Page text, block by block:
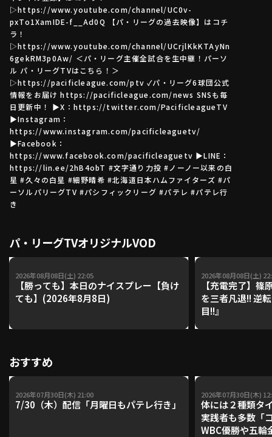
利用規約
運営会社（別ウィンドウで開く） よくある質問
特定商取引法の表示 アルバイト募集 （別ウィンドウで開く
動画を検索（選手・チーム・プレー内容…）
▷https://www.youtube.com/channel/UC0v-
pxTo1XamIDE-f__Ad0Q 【パ・リーグの過去映像】はコチ
ラ！
▷https://www.youtube.com/channel/UCrjlKkKTAyNn
6gekRM3p0Aw/ ＜パ・リーグ主催全試合を生中継！パーソ
ル パ・リーグTVはこちら！＞
▷https://pacificleague.com/ptv ✓パ・リーグ6球団公式
情報をお届け https://pacificleague.com/news SNSも毎
日更新中！ ▶X：https://twitter.com/PacificleagueTV
▶Instagram：
https://www.instagram.com/pacificleaguetv/
▶Facebook：
https://www.facebook.com/pacificleaguetv ▶LINE：
https://lin.ee/2hB4obT #文字通り力投 #ノーノー以来の白
星 #久々の白星 #細野晴希 #北海道日本ハムファイターズ #パ
ーソルパリーグTV #パシフィックリーグ #パテレ #パテレ行
き
パ・リーグTVオリジナルVOD
2026年08月08日(土) 22:05
【勝っても】本日のナイスプレー【負け
ても】(2026年8月8日)
2026年08月08日(土)
【充電完了】篠
を三者凡退!! 逆
目!!』
おすすめ
2026年07月30日(木) 21:00
7/30（木）配信「月曜日もパテレ行き」
2026年07月30日(木)
体には２種類タ
実践者も多数「
WBC優勝や五輪